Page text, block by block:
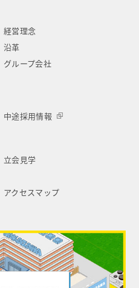
経営理念
沿革
グループ会社
中途採用情報
立会見学
アクセスマップ